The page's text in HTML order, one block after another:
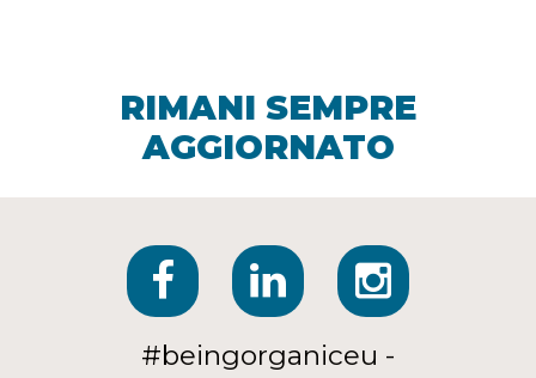
RIMANI SEMPRE
AGGIORNATO
#beingorganiceu -